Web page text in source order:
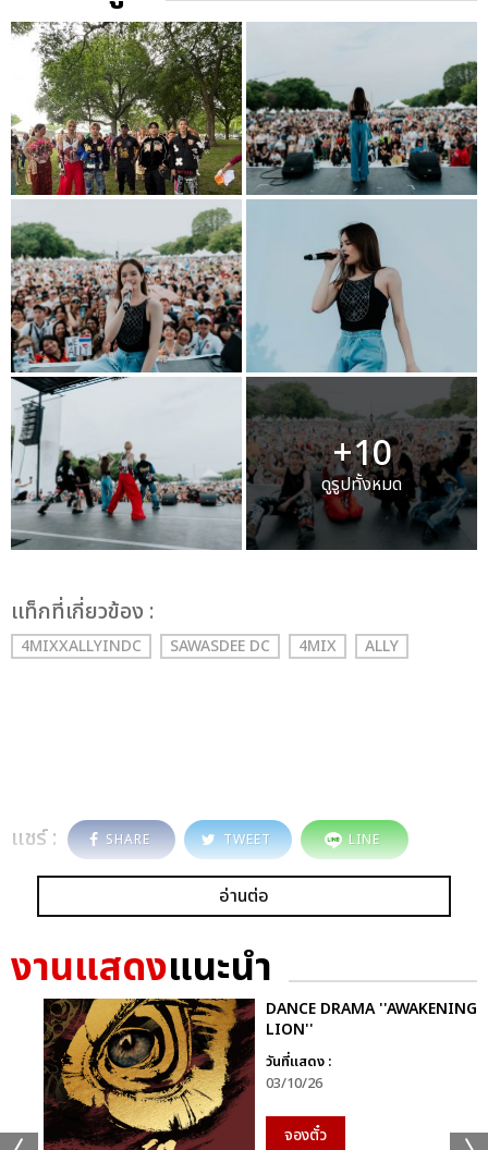
+10
ดูรูปทั้งหมด
เเท็กที่เกี่ยวข้อง :
4MIXXALLYINDC SAWASDEE DC 4MIX ALLY
แชร์ : SHARE TWEET LINE
อ่านต่อ
งานแสดงแนะนำ
DANCE DRAMA ''AWAKENING
LION''
วันที่แสดง :
03/10/26
จองตั๋ว